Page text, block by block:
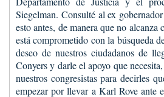
Siegelman. Consulté al ex
esto antes, de manera que no
está comprometido con la búsqueda
deseo de nuestros ciudadanos de
Conyers y darle el apoyo que
nuestros congresistas para decirles
empezar por llevar a Karl Rove